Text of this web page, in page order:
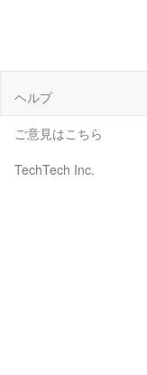
ヘルプ
ご意見はこちら
TechTech Inc.